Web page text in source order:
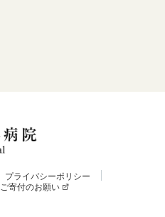
プライバシーポリシー
ご寄付のお願い